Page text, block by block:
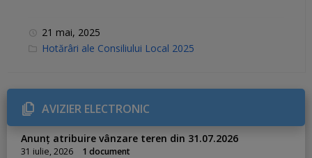
21 mai, 2025
C
r
i
e
s
Hotărâri ale Consiliului Local 2025
AVIZIER ELECTRONIC
Anunț atribuire vânzare teren din 31.07.2026
31 iulie, 2026 1 document